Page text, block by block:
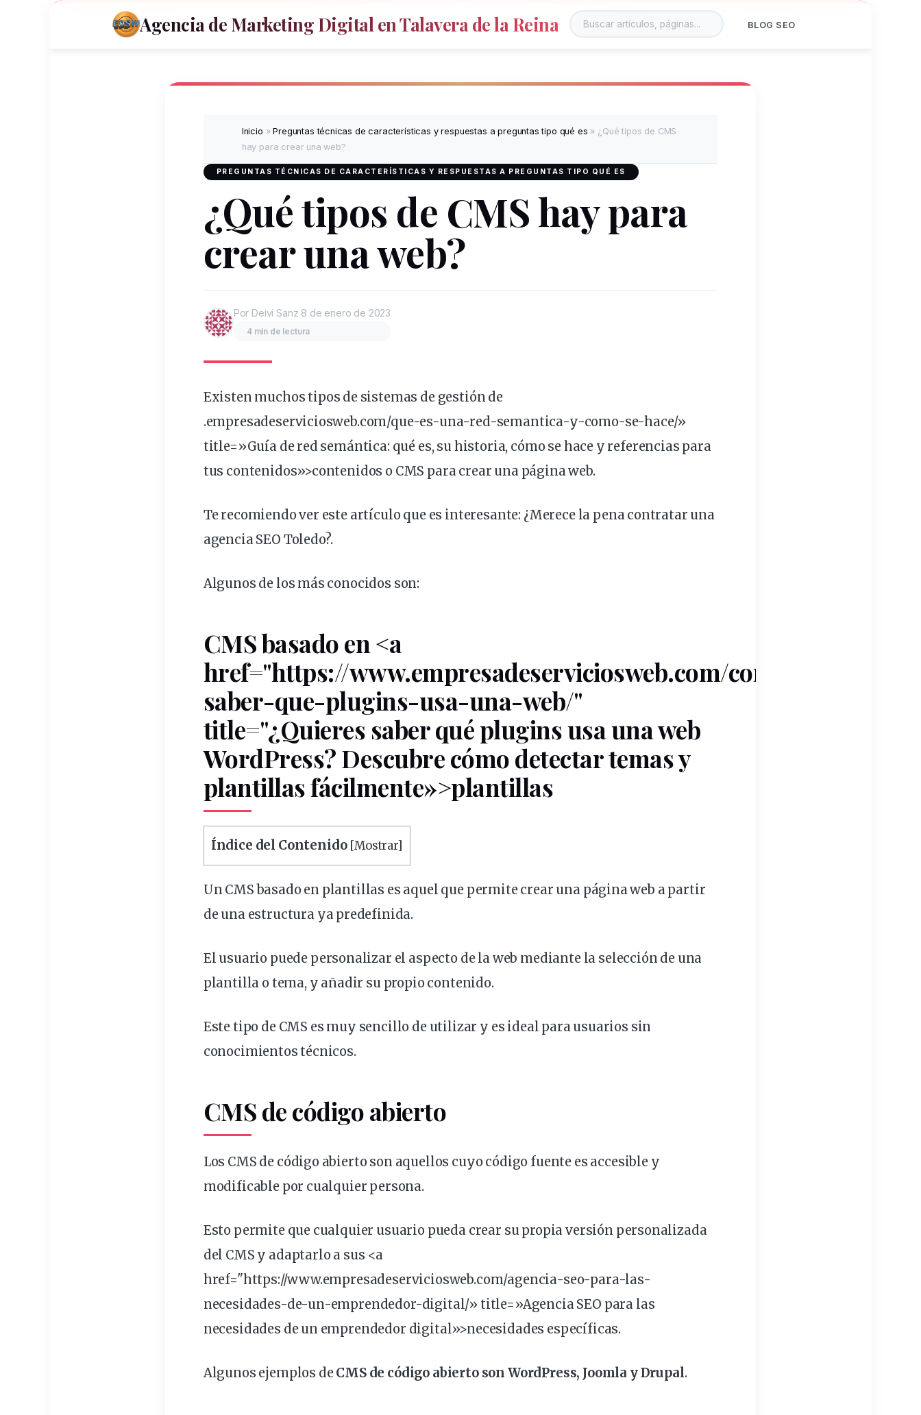
Agencia de Marketing Digital en Talavera de la Reina BLOG SEO
Inicio »Preguntas técnicas de características y respuestas a preguntas tipo qué es » ¿Qué tipos de CMS
hay para crear una web?
PREGUNTAS TÉCNICAS DE CARACTERÍSTICAS Y RESPUESTAS A PREGUNTAS TIPO QUÉ ES
¿Qué tipos de CMS hay para
crear una web?
Por Deivi Sanz 8 de enero de 2023
4 min de lectura
Existen muchos tipos de sistemas de gestión de
.empresadeserviciosweb.com/que-es-una-red-semantica-y-como-se-hace/»
title=»Guía de red semántica: qué es, su historia, cómo se hace y referencias para
tus contenidos»>contenidos o CMS para crear una páginaweb.
Te recomiendo ver este artículo que es interesante: ¿Merece la pena contratar una
agencia SEO Toledo?.
Algunos de los más conocidos son:
CMSbasadoen <a
href="https://www.empresadeserviciosweb.com/como-
saber-que-plugins-usa-una-web/"
title="¿Quieres saber qué plugins usa una web
WordPress? Descubre cómo detectar temas y
plantillasfácilmente»>plantillas
Índice del Contenido [Mostrar]
Un CMS basado en plantillas es aquel que permite crear una página web a partir
de una estructuraya predefinida.
El usuario puede personalizar el aspecto de la web mediante la selección de una
plantilla o tema, y añadir su propio contenido.
Este tipo de CMS es muy sencillo de utilizar y es ideal para usuarios sin
conocimientos técnicos.
CMS decódigoabierto
Los CMS de código abierto son aquellos cuyo código fuente es accesible y
modificable por cualquier persona.
Esto permite que cualquier usuario pueda crear su propia versión personalizada
del CMS y adaptarlo a sus <a
href="https://www.empresadeserviciosweb.com/agencia-seo-para-las-
necesidades-de-un-emprendedor-digital/» title=»Agencia SEO para las
necesidades de un emprendedor digital»>necesidades específicas.
Algunos ejemplos deCMS de código abierto son WordPress, Joomla y Drupal.